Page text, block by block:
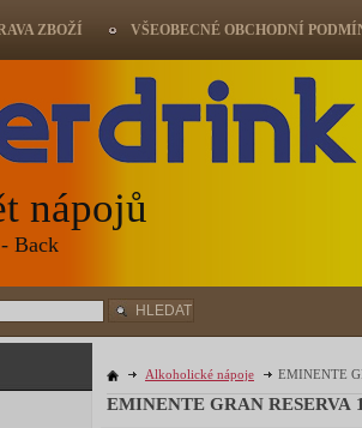
Alkoholické nápoje EMINENTE
EMINENTE GRAN RESERVA
ZBOŽÍ VŠEOBECNÉ OBCHODNÍ
nápojů
Back
HLEDAT